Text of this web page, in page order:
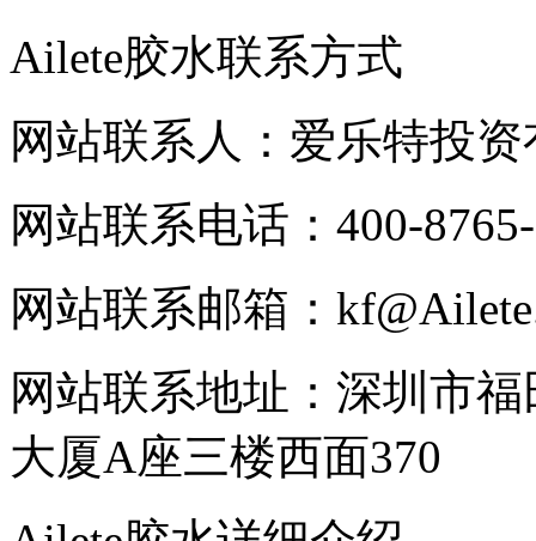
Ailete胶水联系方式
网站联系人：爱乐特投
网站联系电话：400-
网站联系邮箱：
网站联系地址：深圳市
大厦A座三楼西面370